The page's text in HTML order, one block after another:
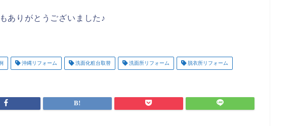
ありがとうございました♪
沖縄リフォーム 洗面化粧台取替 洗面所リフォーム 脱衣所リフォーム